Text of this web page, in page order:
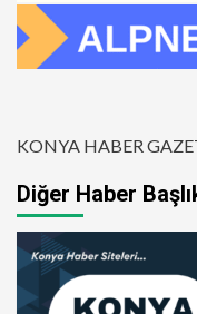
KONYA HABER
Diğer Haber